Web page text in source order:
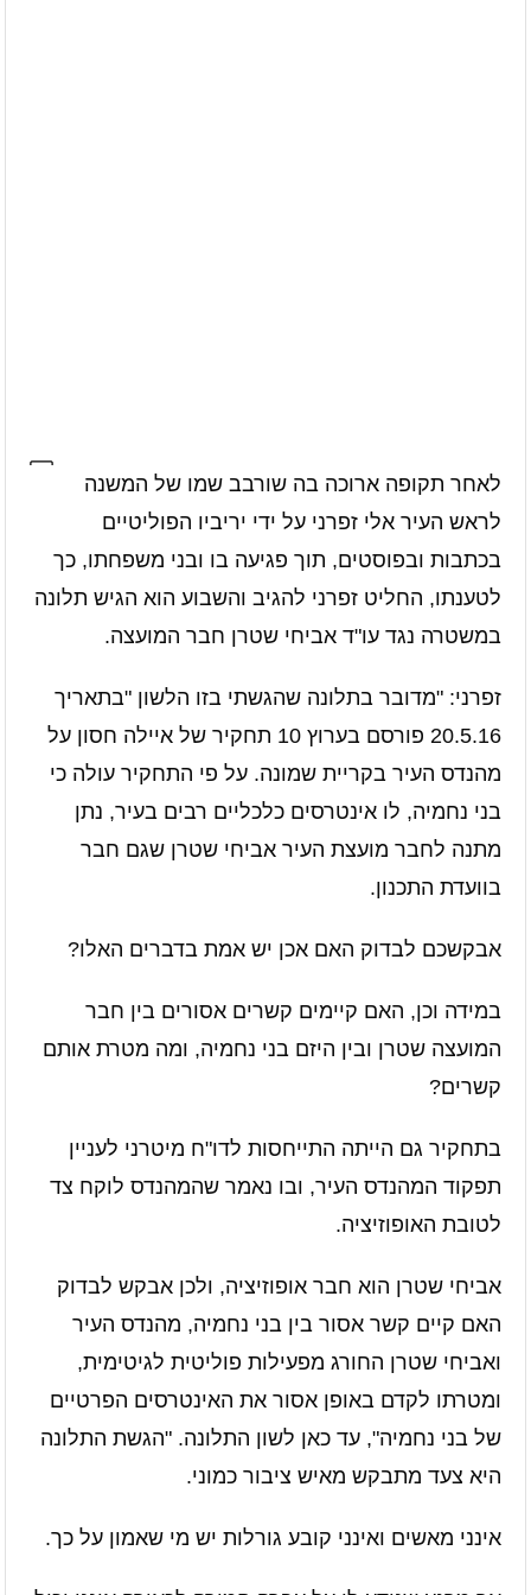
לאחר תקופה ארוכה בה שורבב שמו של המשנה
לראש העיר אלי זפרני על ידי יריביו הפוליטיים
בכתבות ובפוסטים, תוך פגיעה בו ובני משפחתו, כך
לטענתו, החליט זפרני להגיב והשבוע הוא הגיש תלונה
במשטרה נגד עו"ד אביחי שטרן חבר המועצה.
זפרני: "מדובר בתלונה שהגשתי בזו הלשון "בתאריך
20.5.16 פורסם בערוץ 10 תחקיר של איילה חסון על
מהנדס העיר בקריית שמונה. על פי התחקיר עולה כי
בני נחמיה, לו אינטרסים כלכליים רבים בעיר, נתן
מתנה לחבר מועצת העיר אביחי שטרן שגם חבר
בוועדת התכנון.
אבקשכם לבדוק האם אכן יש אמת בדברים האלו?
במידה וכן, האם קיימים קשרים אסורים בין חבר
המועצה שטרן ובין היזם בני נחמיה, ומה מטרת אותם
קשרים?
בתחקיר גם הייתה התייחסות לדו"ח מיטרני לעניין
תפקוד המהנדס העיר, ובו נאמר שהמהנדס לוקח צד
לטובת האופוזיציה.
אביחי שטרן הוא חבר אופוזיציה, ולכן אבקש לבדוק
האם קיים קשר אסור בין בני נחמיה, מהנדס העיר
ואביחי שטרן החורג מפעילות פוליטית לגיטימית,
ומטרתו לקדם באופן אסור את האינטרסים הפרטיים
של בני נחמיה", עד כאן לשון התלונה. "הגשת התלונה
היא צעד מתבקש מאיש ציבור כמוני.
אינני מאשים ואינני קובע גורלות יש מי שאמון על כך.